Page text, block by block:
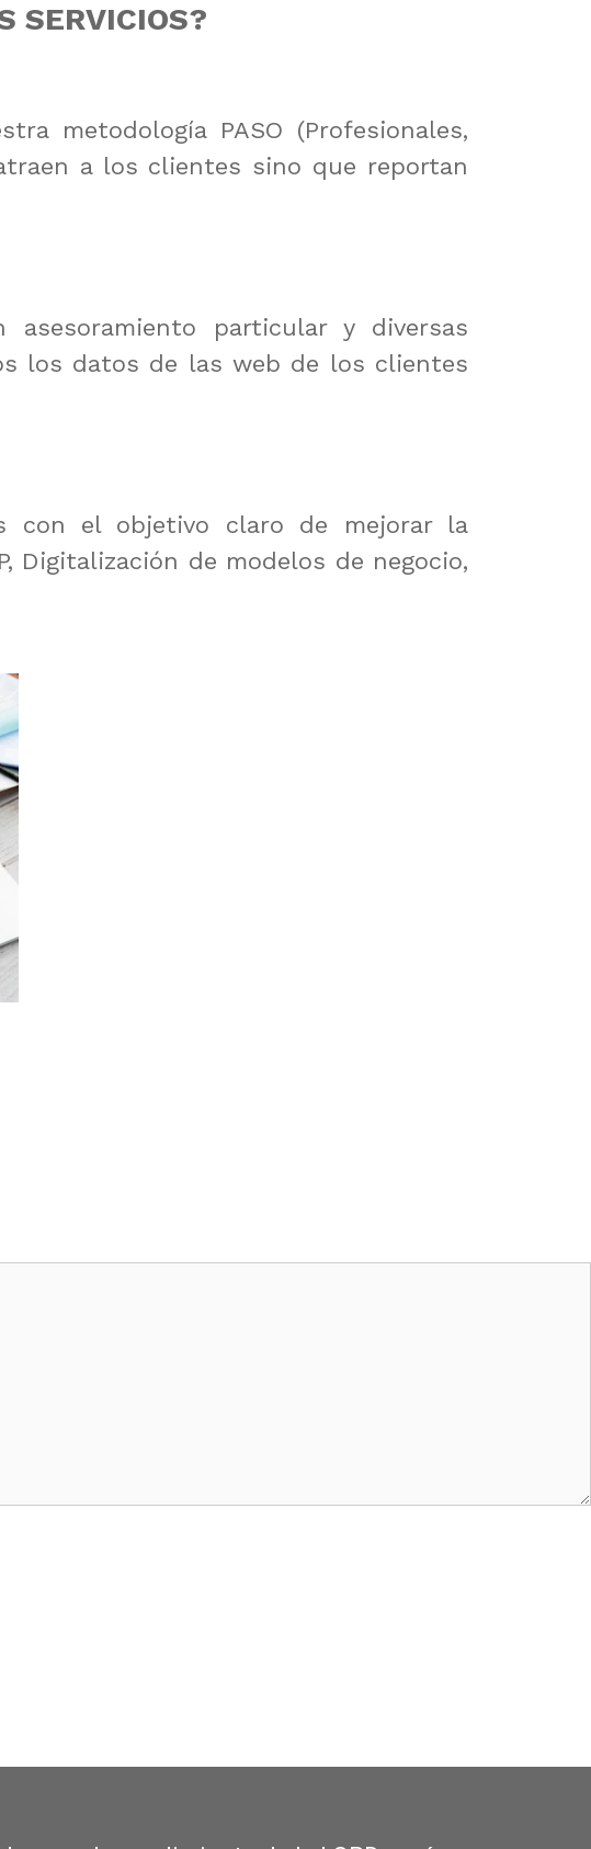
SERVICIOS?
metodología PASO (Profesionales,
a los clientes sino que reportan
particular y diversas
los datos de las web de los clientes
con el objetivo claro de mejorar la
Digitalización de modelos de negocio,